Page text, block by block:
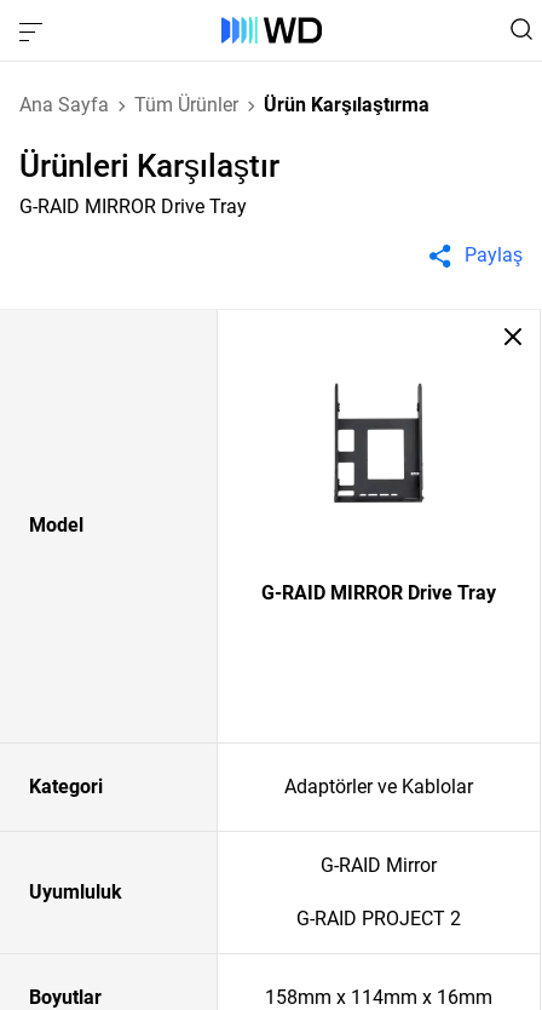
Ana Sayfa Tüm Ürünler Ürün Karşılaştırma
Ürünleri Karşılaştır
G-RAID MIRROR Drive Tray
Paylaş
Model
G-RAID MIRROR Drive Tray
Kategori Adaptörler ve Kablolar
Uyumluluk
G-RAID Mirror
G-RAID PROJECT 2
Boyutlar 158mm x 114mm x 16mm